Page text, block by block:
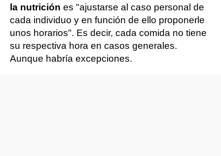
la nutrición es "ajustarse al caso personal de
cada individuo y en función de ello proponerle
unos horarios". Es decir, cada comida no tiene
su respectiva hora en casos generales.
Aunque habría excepciones.